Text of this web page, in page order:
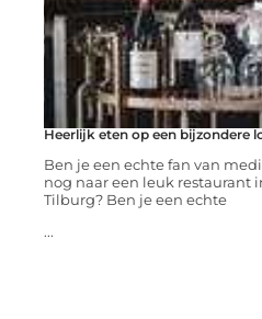
Heerlijk eten op een bijzondere
Ben je een echte fan van
nog naar een leuk restaurant
Tilburg? Ben je een echte
...